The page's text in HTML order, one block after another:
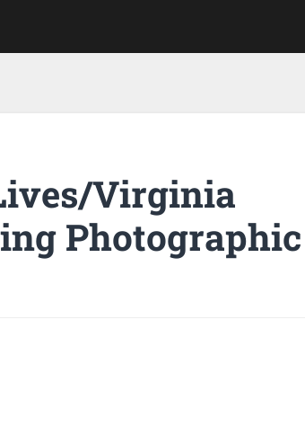
Virginia
Photographic